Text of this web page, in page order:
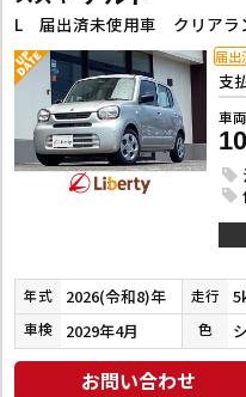
支
車
届出
年式 2026(令和8)年 走行
車検 2029年4月 色
お問い合わせ